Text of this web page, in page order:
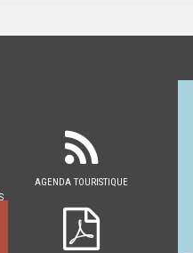
AGENDA TOURISTIQUE